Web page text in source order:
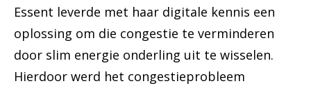
Essent leverde met haar digitale kennis een
oplossing om die congestie te verminderen
door slim energie onderling uit te wisselen.
Hierdoor werd het congestieprobleem